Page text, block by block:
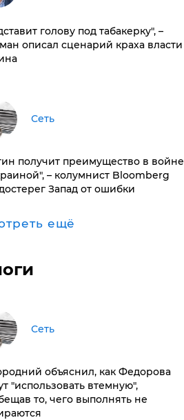
голову под табакерку", –
описал сценарий краха власти
Сеть
получит преимущество в войне
– колумнист Bloomberg
Запад от ошибки
ещё
Сеть
объяснил, как Федорова
"использовать втемную",
то, чего выполнять не